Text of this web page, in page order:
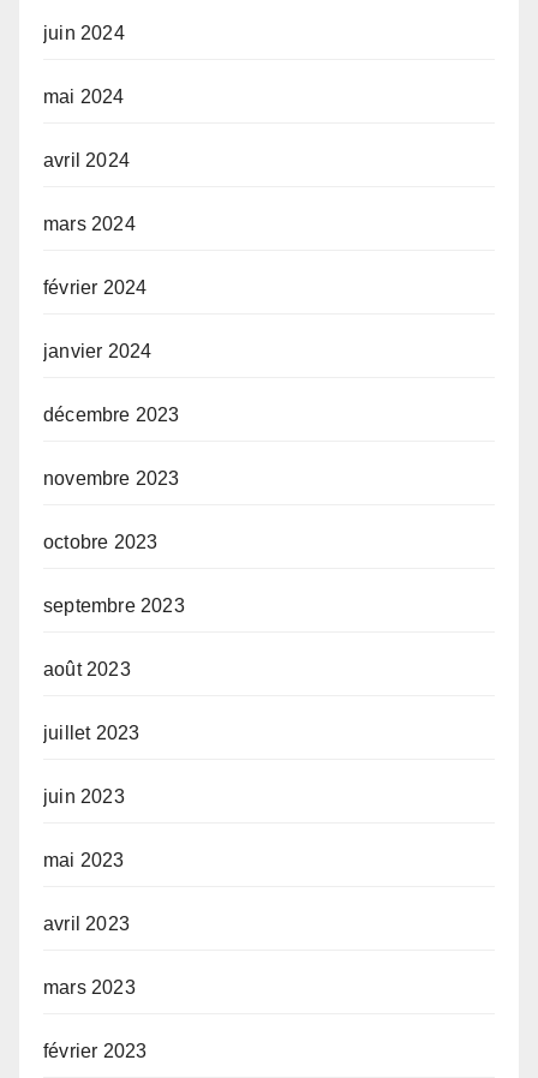
juin 2024
mai 2024
avril 2024
mars 2024
février 2024
janvier 2024
décembre 2023
novembre 2023
octobre 2023
septembre 2023
août 2023
juillet 2023
juin 2023
mai 2023
avril 2023
mars 2023
février 2023